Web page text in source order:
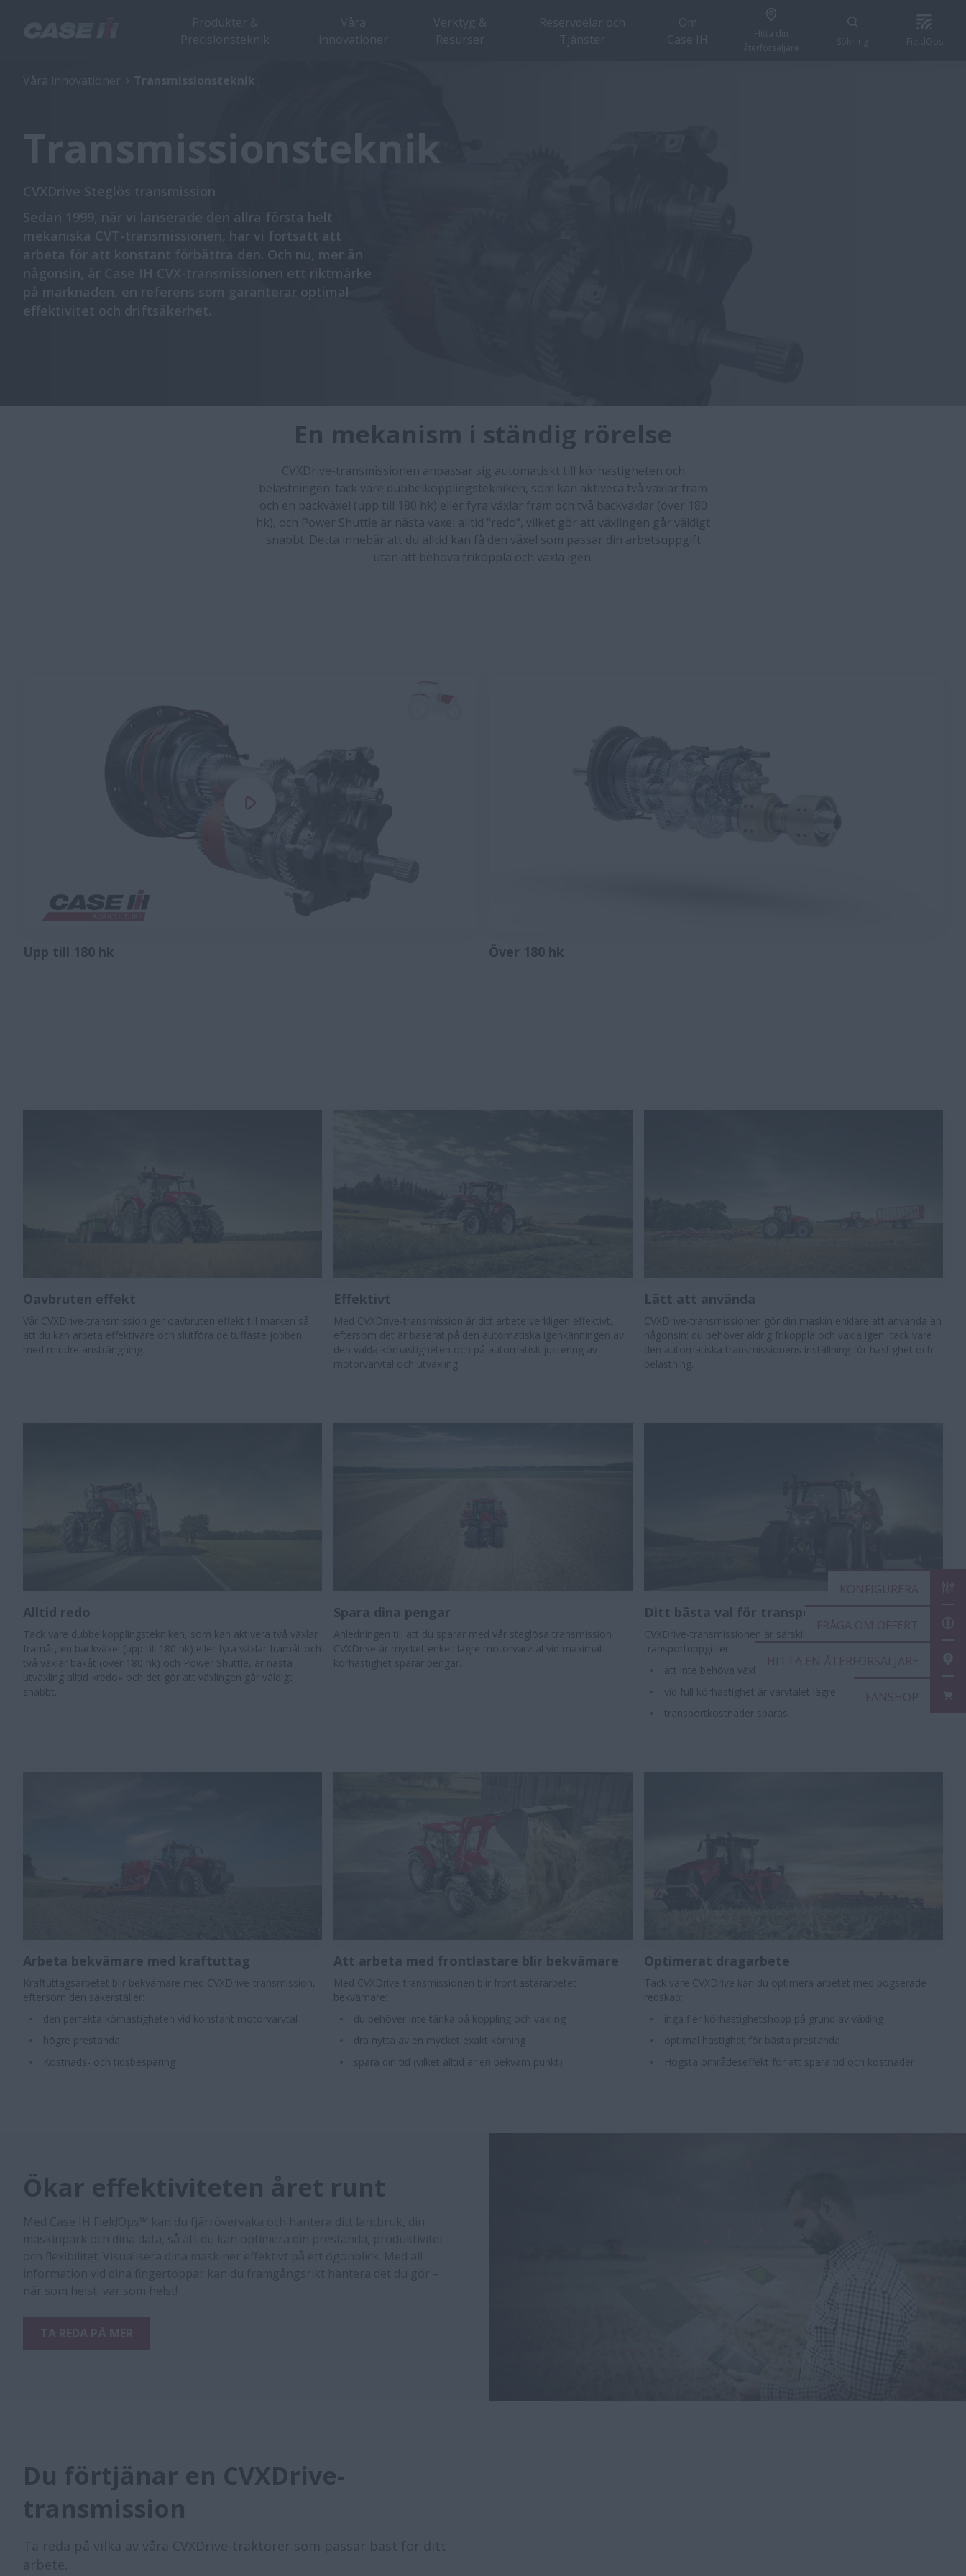
Transmissionsteknik
Transmissionsteknik
CVXDrive Steglös transmission
Sedan 1999, när vi lanserade den allra första helt
mekaniska CVT-transmissionen, har vi fortsatt att
arbeta för att konstant förbättra den. Och nu, mer än
någonsin, är Case IH CVX-transmissionen ett riktmärke
på marknaden, en referens som garanterar optimal
En mekanism i ständig rörelse
CVXDrive-transmissionen anpassar sig automatiskt till körhastigheten och
belastningen: tack vare dubbelkopplingstekniken, som kan aktivera två växlar fram
och en backväxel (upp till 180 hk) eller fyra växlar fram och två backväxlar (över 180
hk), och Power Shuttle är nästa växel alltid "redo", vilket gör att växlingen går väldigt
snabbt. Detta innebär att du alltid kan få den växel som passar din arbetsuppgift
utan att behöva frikoppla och växla igen.
Upp till 180 hk Över 180 hk
Oavbruten effekt
​Vår CVXDrive-transmission ger oavbruten effekt till marken så
att du kan arbeta effektivare och slutföra de tuffaste jobben
med mindre ansträngning.
Effektivt
Med CVXDrive-transmission är ditt arbete verkligen effektivt,
eftersom det är baserat på den automatiska igenkänningen av
den valda körhastigheten och på automatisk justering av
motorvarvtal och utväxling.​​
Lätt att använda
CVXDrive-transmissionen gör din maskin enklare att använda än
någonsin: du behöver aldrig frikoppla och växla igen, tack vare
den automatiska transmissionens inställning för hastighet och
belastning.​
Alltid redo
​Tack vare dubbelkopplingstekniken, som kan aktivera två växlar
framåt, en backväxel (upp till 180 hk) eller fyra växlar framåt och
två växlar bakåt (över 180 hk) och Power Shuttle, är nästa
utväxling alltid «redo» och det gör att växlingen går väldigt
snabbt.​
Spara dina pengar
Anledningen till att du sparar med vår steglösa transmission
CVXDrive är mycket enkel: lägre motorvarvtal vid maximal
körhastighet sparar pengar.​
Ditt bästa val för transportuppgifter
CVXDrive-transmissionen är särskilt lämplig för
transportuppgifter:
att inte behöva växla har en enorm inverkan på komforten
vid full körhastighet är varvtalet lägre
transportkostnader sparas
Arbeta bekvämare med kraftuttag
Kraftuttagsarbetet blir bekvämare med CVXDrive-transmission,
eftersom den säkerställer:
den perfekta körhastigheten vid konstant motorvarvtal
högre prestanda
Kostnads- och tidsbesparing
Att arbeta med frontlastare blir bekvämare
Med CVXDrive-transmissionen blir frontlastararbetet
bekvämare:
du behöver inte tänka på koppling och växling
dra nytta av en mycket exakt körning
spara din tid (vilket alltid är en bekväm punkt)
Optimerat dragarbete
Tack vare CVXDrive kan du optimera arbetet med bogserade
redskap:
inga fler körhastighetshopp på grund av växling
optimal hastighet för bästa prestanda
Högsta områdeseffekt för att spara tid och kostnader
Ökar effektiviteten året runt
Du förtjänar en CVXDrive-
transmission​​